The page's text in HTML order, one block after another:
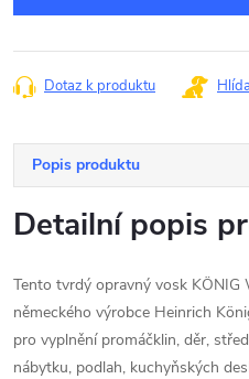
Dotaz k produktu
Popis produktu
Detailní popis
Tento tvrdý opravný vosk KÖNIG
německého výrobce Heinrich
pro vyplnění promáčklin, děr,
nábytku, podlah, kuchyňských